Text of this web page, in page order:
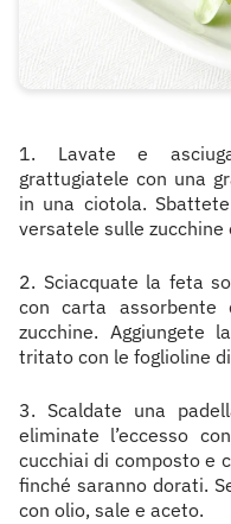
1. Lavate e
grattugiatele con una
in una ciotola.
versatele sulle zucchine
2. Sciacquate la feta
con carta assorbente
zucchine. Aggiungete
tritato con le foglioline
3. Scaldate una
eliminate l’eccesso
cucchiai di composto e
finché saranno dorati.
con olio, sale e aceto.